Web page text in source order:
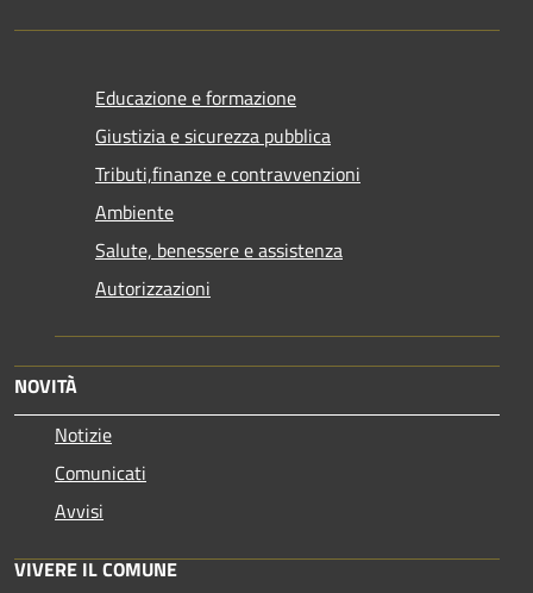
Educazione e formazione
Giustizia e sicurezza pubblica
Tributi,finanze e contravvenzioni
Ambiente
Salute, benessere e assistenza
Autorizzazioni
NOVITÀ
Notizie
Comunicati
Avvisi
VIVERE IL COMUNE